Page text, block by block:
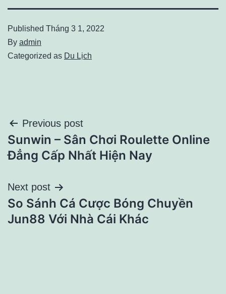
Published Tháng 3 1, 2022
By admin
Categorized as Du Lịch
Điều
hướng
viết
Previous post
Sunwin – Sân Chơi Roulette Online
Đẳng Cấp Nhất Hiện Nay
Next post
So Sánh Cá Cược Bóng Chuyền
Jun88 Với Nhà Cái Khác